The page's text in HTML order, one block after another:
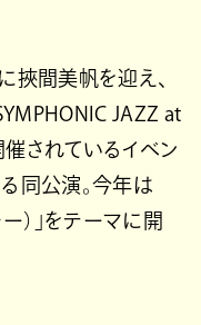
挾間美帆を迎え、
JAZZ at
催されているイベン
同公演。今年は
）」をテーマに開